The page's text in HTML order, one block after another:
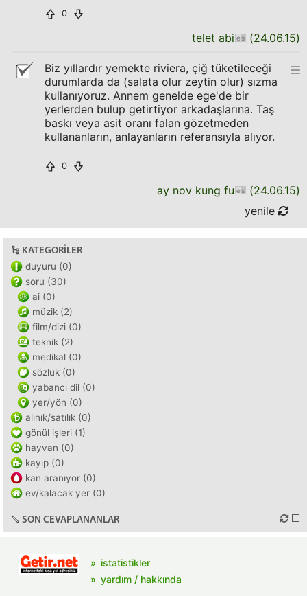
0
telet abi (24.06.15)
Biz yıllardır yemekte riviera, çiğ tüketileceği
durumlarda da (salata olur zeytin olur) sızma
kullanıyoruz. Annem genelde ege'de bir
yerlerden bulup getirtiyor arkadaşlarına. Taş
baskı veya asit oranı falan gözetmeden
kullananların, anlayanların referansıyla alıyor.
0
ay nov kung fu (24.06.15)
yenile
KATEGORILER
duyuru (0)
soru (30)
ai (0)
müzik (2)
film/dizi (0)
teknik (2)
medikal (0)
sözlük (0)
yabancı dil (0)
yer/yön (0)
alınık/satılık (0)
gönül işleri (1)
hayvan (0)
kayıp (0)
kan aranıyor (0)
ev/kalacak yer (0)
SON CEVAPLANANLAR
istatistikler
yardım / hakkında